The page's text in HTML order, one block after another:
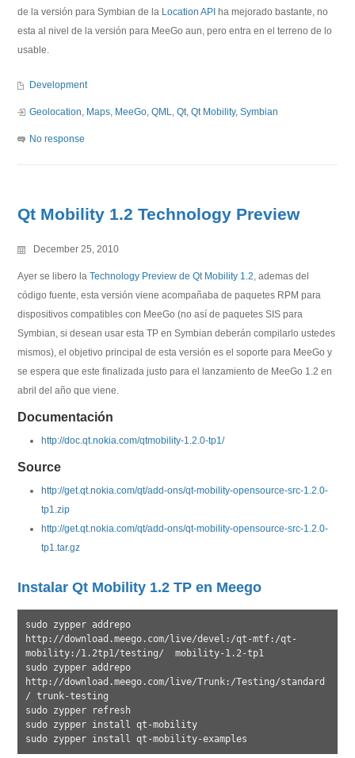
de la versión para Symbian de la Location API ha mejorado bastante, no
esta al nivel de la versión para MeeGo aun, pero entra en el terreno de lo
usable.
Development
Geolocation, Maps, MeeGo,QML,Qt,Qt Mobility,Symbian
No response
Qt Mobility 1.2 Technology Preview
December 25, 2010
Ayer se libero laTechnology Preview de Qt Mobility 1.2, ademas del
código fuente, esta versión viene acompañaba de paquetes RPM para
dispositivos compatibles con MeeGo (no así de paquetes SIS para
Symbian, si desean usar esta TP en Symbian deberán compilarlo ustedes
mismos), el objetivo principal de esta versión es el soporte para MeeGo y
se espera que este finalizada justo para el lanzamiento de MeeGo 1.2 en
abril del año que viene.
Documentación
http://doc.qt.nokia.com/qtmobility-1.2.0-tp1/
Source
http://get.qt.nokia.com/qt/add-ons/qt-mobility-opensource-src-1.2.0-
tp1.zip
http://get.qt.nokia.com/qt/add-ons/qt-mobility-opensource-src-1.2.0-
tp1.tar.gz
Instalar Qt Mobility 1.2 TP en Meego
sudo zypper addrepo
http://download.meego.com/live/devel:/qt-mtf:/qt-
mobility:/1.2tp1/testing/  mobility-1.2-tp1
sudo zypper addrepo
http://download.meego.com/live/Trunk:/Testing/standard
/ trunk-testing
sudo zypper refresh
sudo zypper install qt-mobility